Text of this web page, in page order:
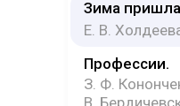
Профессии.
З. Ф.
В.
Е. В.
Зима